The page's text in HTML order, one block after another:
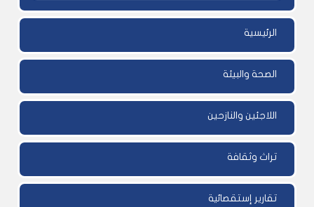
الرئيسية
الصحة والبيئة
اللاجئين والنازحين
تراث وثقافة
تقارير إستقصائية